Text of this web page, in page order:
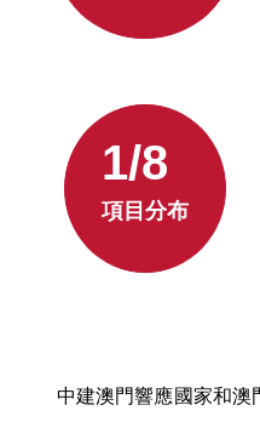
1/8
項目分布
中建澳門響應國家和澳